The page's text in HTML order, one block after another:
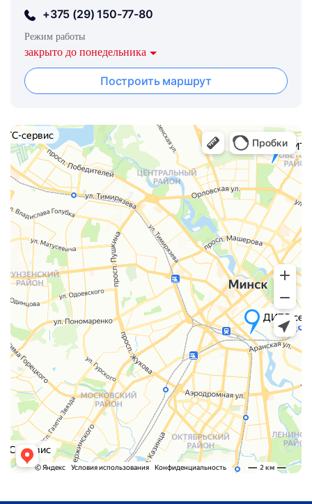
+375 (29) 150-77-80
Режим работы
закрыто до понедельника
Построить маршрут